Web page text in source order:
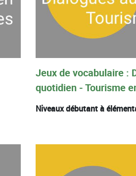
Jeux de vocabulaire :
quotidien - Tourisme
Niveaux débutant à